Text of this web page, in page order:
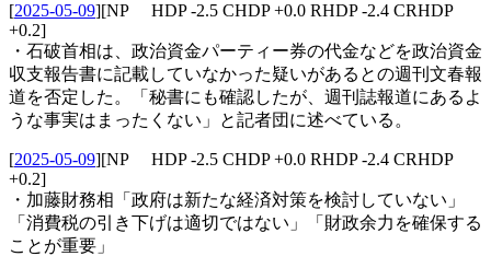
[2025-05-09][NP HDP -2.5 CHDP +0.0 RHDP -2.4 CRHDP
+0.2]
・石破首相は、政治資金パーティー券の代金などを政治資金
収支報告書に記載していなかった疑いがあるとの週刊文春報
道を否定した。「秘書にも確認したが、週刊誌報道にあるよ
うな事実はまったくない」と記者団に述べている。
[2025-05-09][NP HDP -2.5 CHDP +0.0 RHDP -2.4 CRHDP
+0.2]
・加藤財務相「政府は新たな経済対策を検討していない」
「消費税の引き下げは適切ではない」「財政余力を確保する
ことが重要」